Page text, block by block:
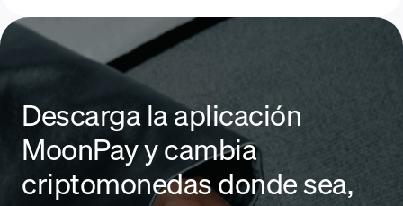
Descarga la aplicación
MoonPay y cambia
criptomonedas donde sea,